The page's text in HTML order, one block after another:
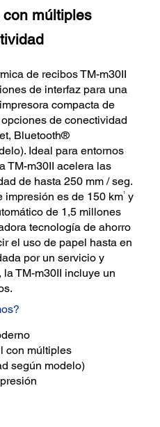
múltiples
de recibos TM-m30II
de interfaz para una
compacta de
de conectividad
Bluetooth®
Ideal para entornos
TM-m30II acelera las
de hasta 250 mm / seg.
impresión es de 150 km1 y
de 1,5 millones
tecnología de ahorro
el uso de papel hasta en
por un servicio y
TM-m30II incluye un
con múltiples
según modelo)